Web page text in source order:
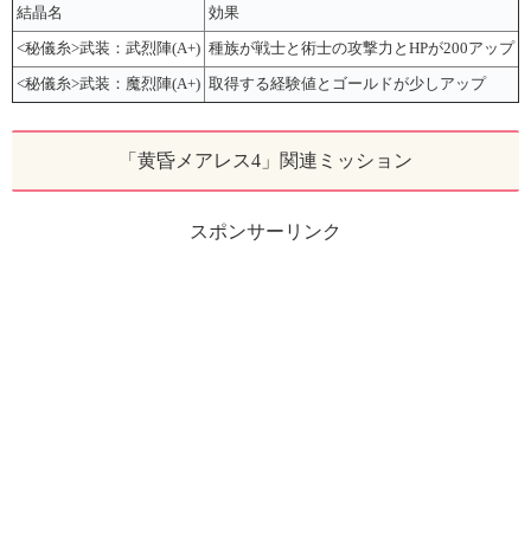
結晶名 効果
<秘儀糸>武装：武烈陣(A+) 種族が戦士と術士の攻撃力とHPが200アップ
<秘儀糸>武装：魔烈陣(A+) 取得する経験値とゴールドが少しアップ
「黄昏メアレス4」関連ミッション
スポンサーリンク